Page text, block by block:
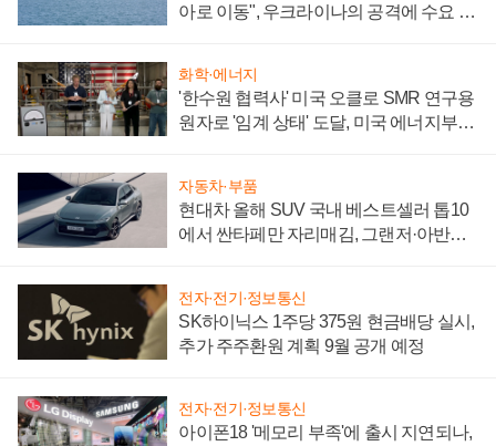
아로 이동", 우크라이나의 공격에 수요 늘
화학·에너지
'한수원 협력사' 미국 오클로 SMR 연구용
원자로 '임계 상태' 도달, 미국 에너지부
자동차·부품
현대차 올해 SUV 국내 베스트셀러 톱10
에서 싼타페만 자리매김, 그랜저·아반떼
전자·전기·정보통신
SK하이닉스 1주당 375원 현금배당 실시,
추가 주주환원 계획 9월 공개 예정
전자·전기·정보통신
아이폰18 '메모리 부족'에 출시 지연되나,